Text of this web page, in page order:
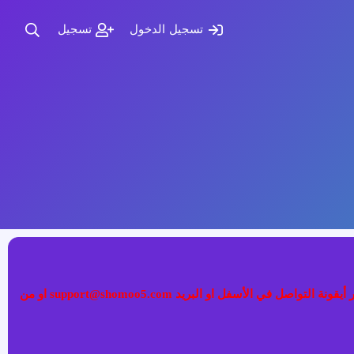
تسجيل الدخول تسجيل
إذا كنت تواجه مشكلة في تسجيل الدخول الى عضويتك فضلا قم بطلب تغيير كلمة المرور عبر (نسيت كلمة المرور) أو التواصل معنا عبر أيقونة التواصل في الأسفل او البريد support@shomoo5.com او من